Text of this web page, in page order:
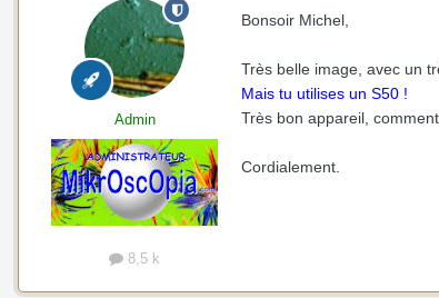
Admin
8,5 k
Bonsoir Michel,
Très belle image, avec un
Mais tu utilises un S50 !
Très bon appareil,
Cordialement.